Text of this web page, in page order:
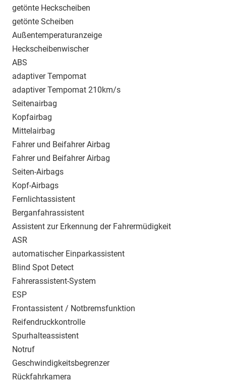
getönte Heckscheiben
getönte Scheiben
Außentemperaturanzeige
Heckscheibenwischer
ABS
adaptiver Tempomat
adaptiver Tempomat 210km/s
Seitenairbag
Kopfairbag
Mittelairbag
Fahrer und Beifahrer Airbag
Fahrer und Beifahrer Airbag
Seiten-Airbags
Kopf-Airbags
Fernlichtassistent
Berganfahrassistent
Assistent zur Erkennung der Fahrermüdigkeit
ASR
automatischer Einparkassistent
Blind Spot Detect
Fahrerassistent-System
ESP
Frontassistent / Notbremsfunktion
Reifendruckkontrolle
Spurhalteassistent
Notruf
Geschwindigkeitsbegrenzer
Rückfahrkamera